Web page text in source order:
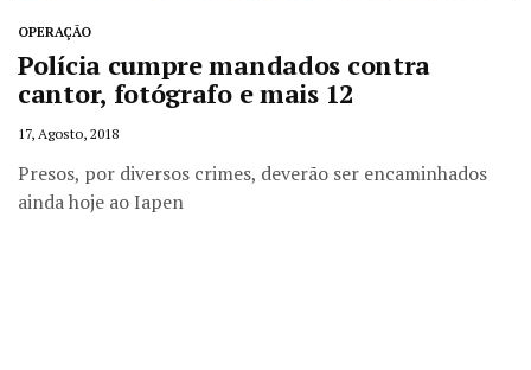
OPERAÇÃO
Polícia cumpre mandados contra
cantor, fotógrafo e mais 12
17, Agosto, 2018
Presos, por diversos crimes, deverão ser encaminhados
ainda hoje ao Iapen